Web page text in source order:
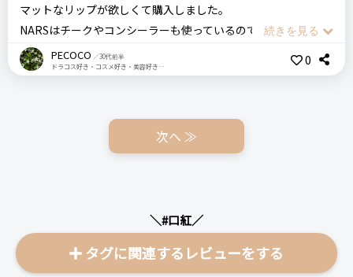
ステマっぽい
コメント（0 件）
悪いところ（残念）
特になし
おすすめする人:マット系リップが好きな人、マットリップにチ
ャレンジしたい人
おすすめしない人:つやつやリップが好きな人
マットなリップが欲しくて購入しました。
NARSはチークやコンシーラーも使っているのですが優秀なア
イテムが多くてお気に入りのコスメブランドです。
マットな仕上がりなのに伸びがよく、とても高発色でした。
バリエーションも多かったので違う色も気になるところ^^*
NARS ナーズ
パワーマットリップピグメント 2780
PECOCO ／30代前半
ドラコス好き・コスメ好き・美容好き・1歳の男の子のママ
0
次へ ≫
＼#口紅／
タグに関連するレビューをする